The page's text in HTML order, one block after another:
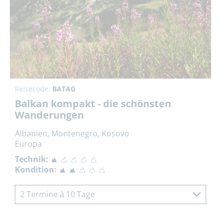
Reisecode: BATAG
Balkan kompakt - die schönsten
Wanderungen
Albanien, Montenegro, Kosovo
Europa
Technik:
Kondition:
2 Termine à 10 Tage